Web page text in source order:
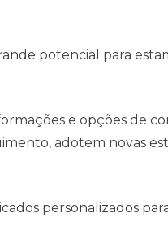
potencial para
e opções de
adotem novas
personalizados